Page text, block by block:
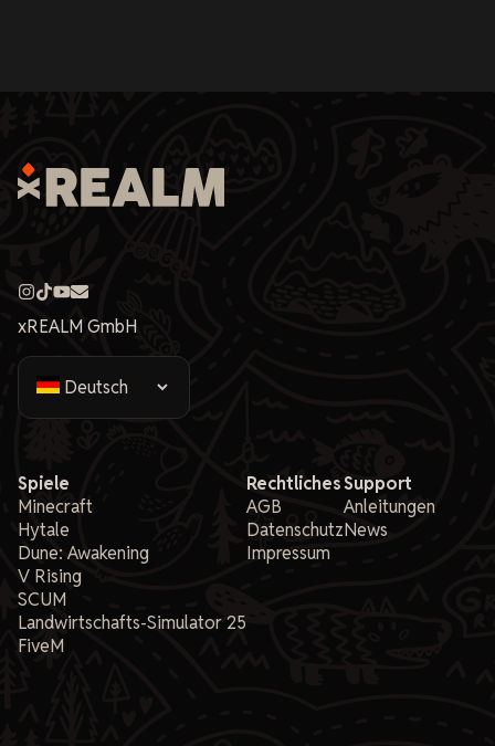
xREALM GmbH
Spiele
Minecraft
Hytale
Dune: Awakening
V Rising
SCUM
Landwirtschafts-Simulator 25
FiveM
Rechtliches
AGB
Datenschutz
Impressum
Support
Anleitungen
News